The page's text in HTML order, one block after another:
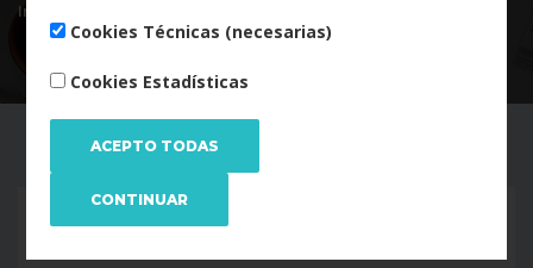
Cookies Técnicas (necesarias)
Cookies Estadísticas
Inicio